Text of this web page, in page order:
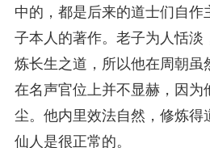
中的，都是后来的道士们自作
子本人的著作。老子为人恬淡
炼长生之道，所以他在周朝虽
在名声官位上并不显赫，因为
尘。他内里效法自然，修炼得
仙人是很正常的。